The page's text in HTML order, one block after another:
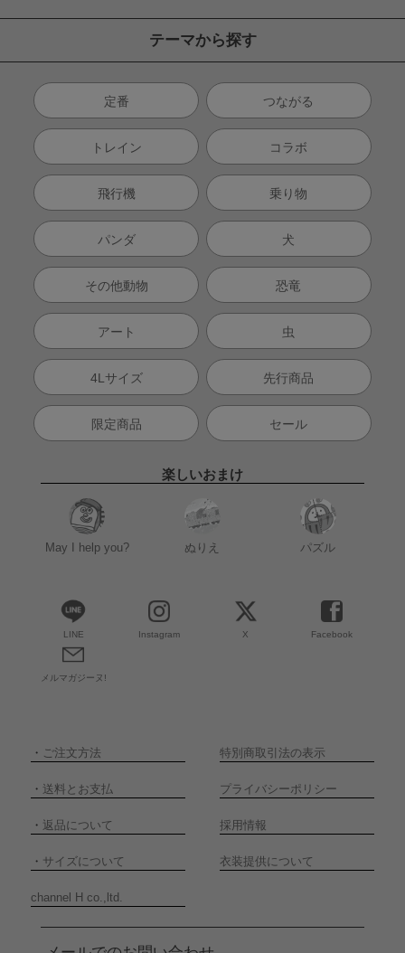
テーマから探す
定番 つながる
トレイン コラボ
飛行機 乗り物
パンダ 犬
その他動物 恐竜
アート 虫
4Lサイズ 先行商品
限定商品 セール
楽しいおまけ
May I help you? ぬりえ パズル
LINE Instagram X Facebook
メルマガジーヌ!
・ ご注文方法 特別商取引法の表示
・ 送料とお支払 プライバシーポリシー
・ 返品について 採用情報
・ サイズについて 衣装提供について
channel H co.,ltd.